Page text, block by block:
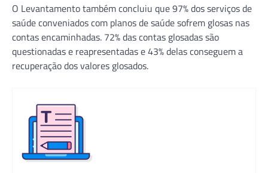
O Levantamento também concluiu que 97% dos serviços de
saúde conveniados com planos de saúde sofrem glosas nas
contas encaminhadas. 72% das contas glosadas são
questionadas e reapresentadas e 43% delas conseguem a
recuperação dos valores glosados.